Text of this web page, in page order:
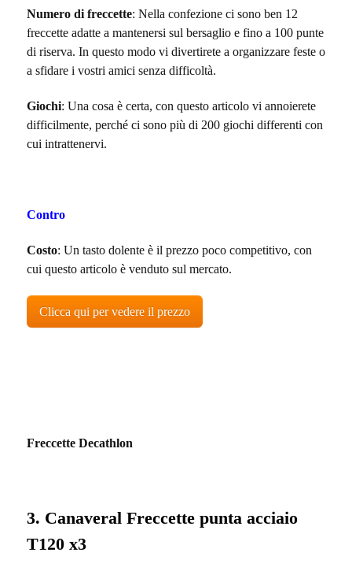
Numero di freccette: Nella confezione ci sono ben 12
freccette adatte a mantenersi sul bersaglio e fino a 100 punte
di riserva. In questo modo vi divertirete a organizzare feste o
a sfidare i vostri amici senza difficoltà.
Giochi: Una cosa è certa, con questo articolo vi annoierete
difficilmente, perché ci sono più di 200 giochi differenti con
cui intrattenervi.
Contro
Costo: Un tasto dolente è il prezzo poco competitivo, con
cui questo articolo è venduto sul mercato.
Clicca qui per vedere il prezzo
Freccette Decathlon
3. Canaveral Freccette punta acciaio
T120 x3